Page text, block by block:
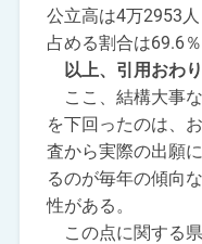
公立高は4万2953
占める割合は69.6
以上、引用おわり
ここ、結構大事
を下回ったのは、
査から実際の出願
るのが毎年の傾向
性がある。
この点に関する